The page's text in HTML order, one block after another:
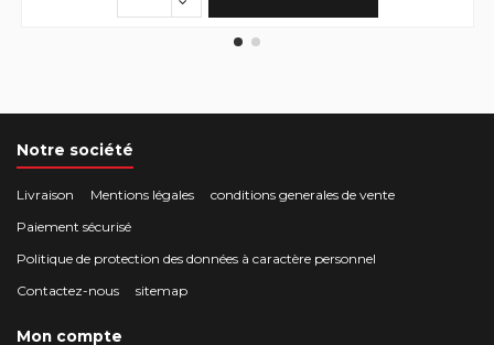
Notre société
Livraison Mentions légales
conditions generales de vente
Paiement sécurisé
Politique de protection des données à caractère personnel
Contactez-nous
sitemap
Mon compte